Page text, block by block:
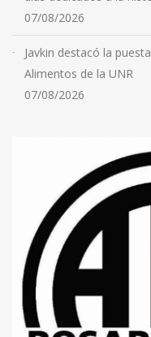
07/08/2026
Javkin destacó la
Alimentos de la UNR
07/08/2026